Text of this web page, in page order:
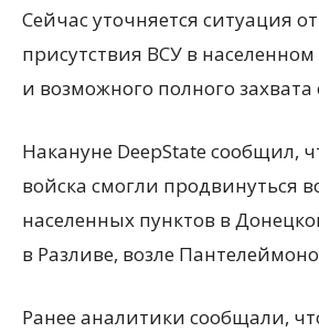
Сейчас уточняется ситуация
присутствия ВСУ в населенном
и возможного полного захвата
Накануне DeepState сообщил,
войска смогли продвинуться
населенных пунктов в
в Разливе, возле
Ранее аналитики сообщали,